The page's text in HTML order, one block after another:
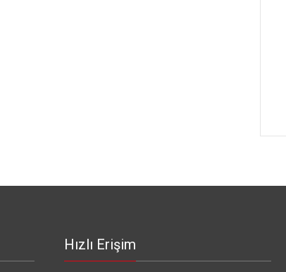
Hızlı Erişim